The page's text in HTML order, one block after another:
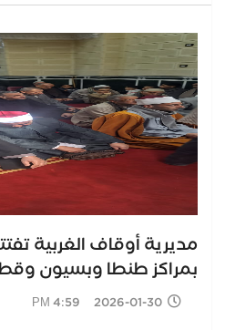
مديرية أوقاف الغربية
بمراكز طنطا وبسيون
2026-01-30 4:59 PM